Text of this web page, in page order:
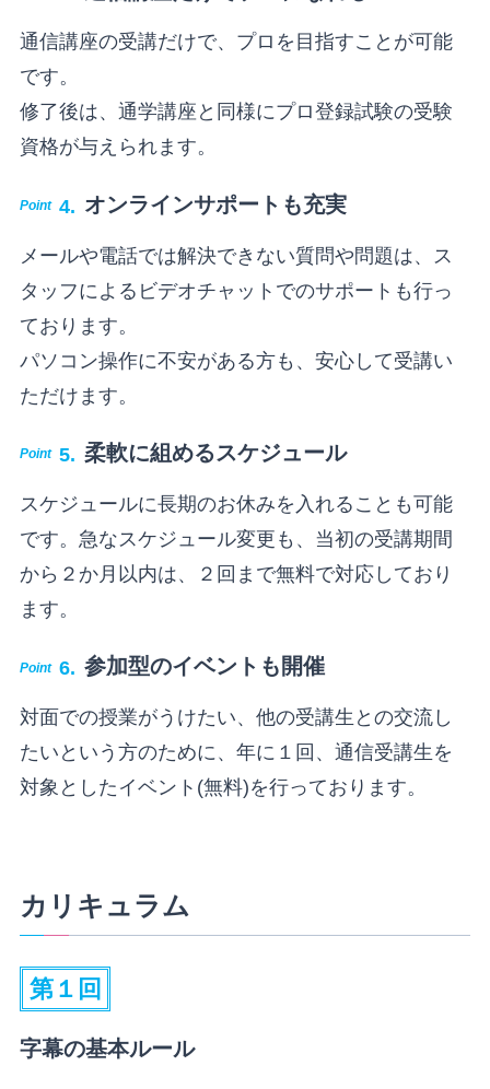
通信講座の受講だけで、プロを目指すことが可能
です。
修了後は、通学講座と同様にプロ登録試験の受験
資格が与えられます。
オンラインサポートも充実
メールや電話では解決できない質問や問題は、ス
タッフによるビデオチャットでのサポートも行っ
ております。
パソコン操作に不安がある方も、安心して受講い
ただけます。
柔軟に組めるスケジュール
スケジュールに長期のお休みを入れることも可能
です。急なスケジュール変更も、当初の受講期間
から２か月以内は、２回まで無料で対応しており
ます。
参加型のイベントも開催
対面での授業がうけたい、他の受講生との交流し
たいという方のために、年に１回、通信受講生を
対象としたイベント(無料)を行っております。
カリキュラム
第１回
字幕の基本ルール